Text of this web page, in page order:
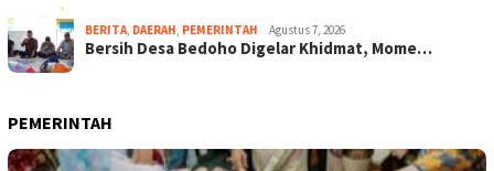
BERITA, DAERAH, PEMERINTAH Agustus 7, 2026
Bersih Desa Bedoho Digelar Khidmat, Mome…
PEMERINTAH